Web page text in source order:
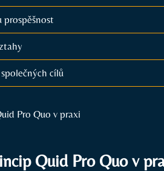
prospěšnost
cílů
Quid Pro Quo v